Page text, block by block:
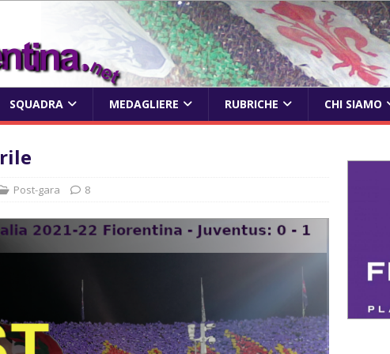
SQUADRA MEDAGLIERE RUBRICHE CHI SIAMO
Post-gara 8